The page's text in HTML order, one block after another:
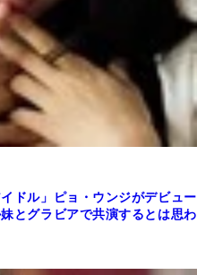
ドル」ピョ・ウンジがデビュー
とグラビアで共演するとは思わ